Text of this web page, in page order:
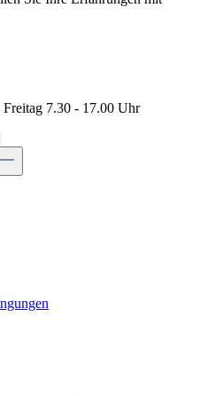
7.30 - 17.00 Uhr